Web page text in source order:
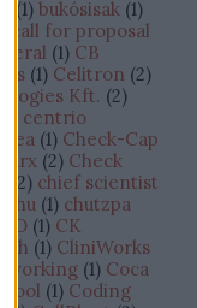
(1) bukósisak (1)
call for proposal
(1) CB
(1) Celitron (2)
Kft. (2)
centrio
(1) Check-Cap
(2) Check
2) chief scientist
chu (1) chutzpa
(1) CK
(1) CliniWorks
working (1) Coca
(1) Coding